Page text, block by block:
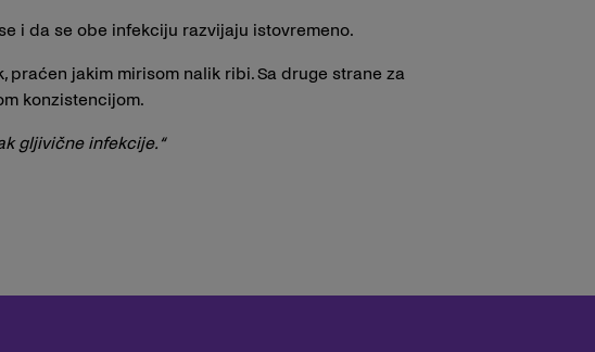
i da se obe infekciju razvijaju istovremeno.
jakim mirisom nalik ribi. Sa druge strane za
konzistencijom.
gljivične infekcije.“